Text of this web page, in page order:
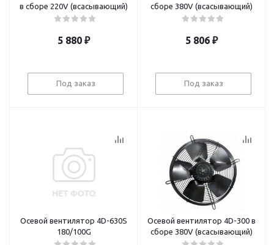
в сборе 220V (всасывающий)
5 880 ₽
Под заказ
сборе 380V (всасывающий)
5 806 ₽
Под заказ
Осевой вентилятор 4D-630S
180/100G
Осевой вентилятор 4D-300 в
сборе 380V (всасывающий)